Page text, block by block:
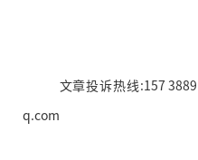
文章投诉热线:157
q.com